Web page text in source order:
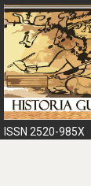
ISSN 2520-985X